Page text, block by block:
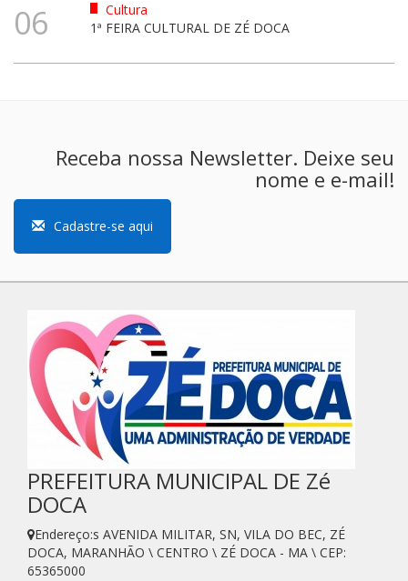
06
Cultura
1ª FEIRA CULTURAL DE ZÉ DOCA
Receba nossa Newsletter. Deixe seu
nome e e-mail!
Cadastre-se aqui
PREFEITURA MUNICIPAL DE Zé
DOCA
Endereço:s AVENIDA MILITAR, SN, VILA DO BEC, ZÉ
DOCA, MARANHÃO \ CENTRO \ ZÉ DOCA - MA \ CEP:
65365000